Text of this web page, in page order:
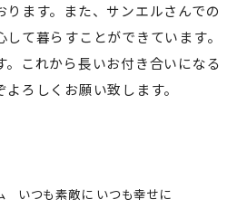
ります。また、サンエルさんでの
て暮らすことができています。
。これから長いお付き合いになる
ろしくお願い致します。
いつも素敵に いつも幸せに